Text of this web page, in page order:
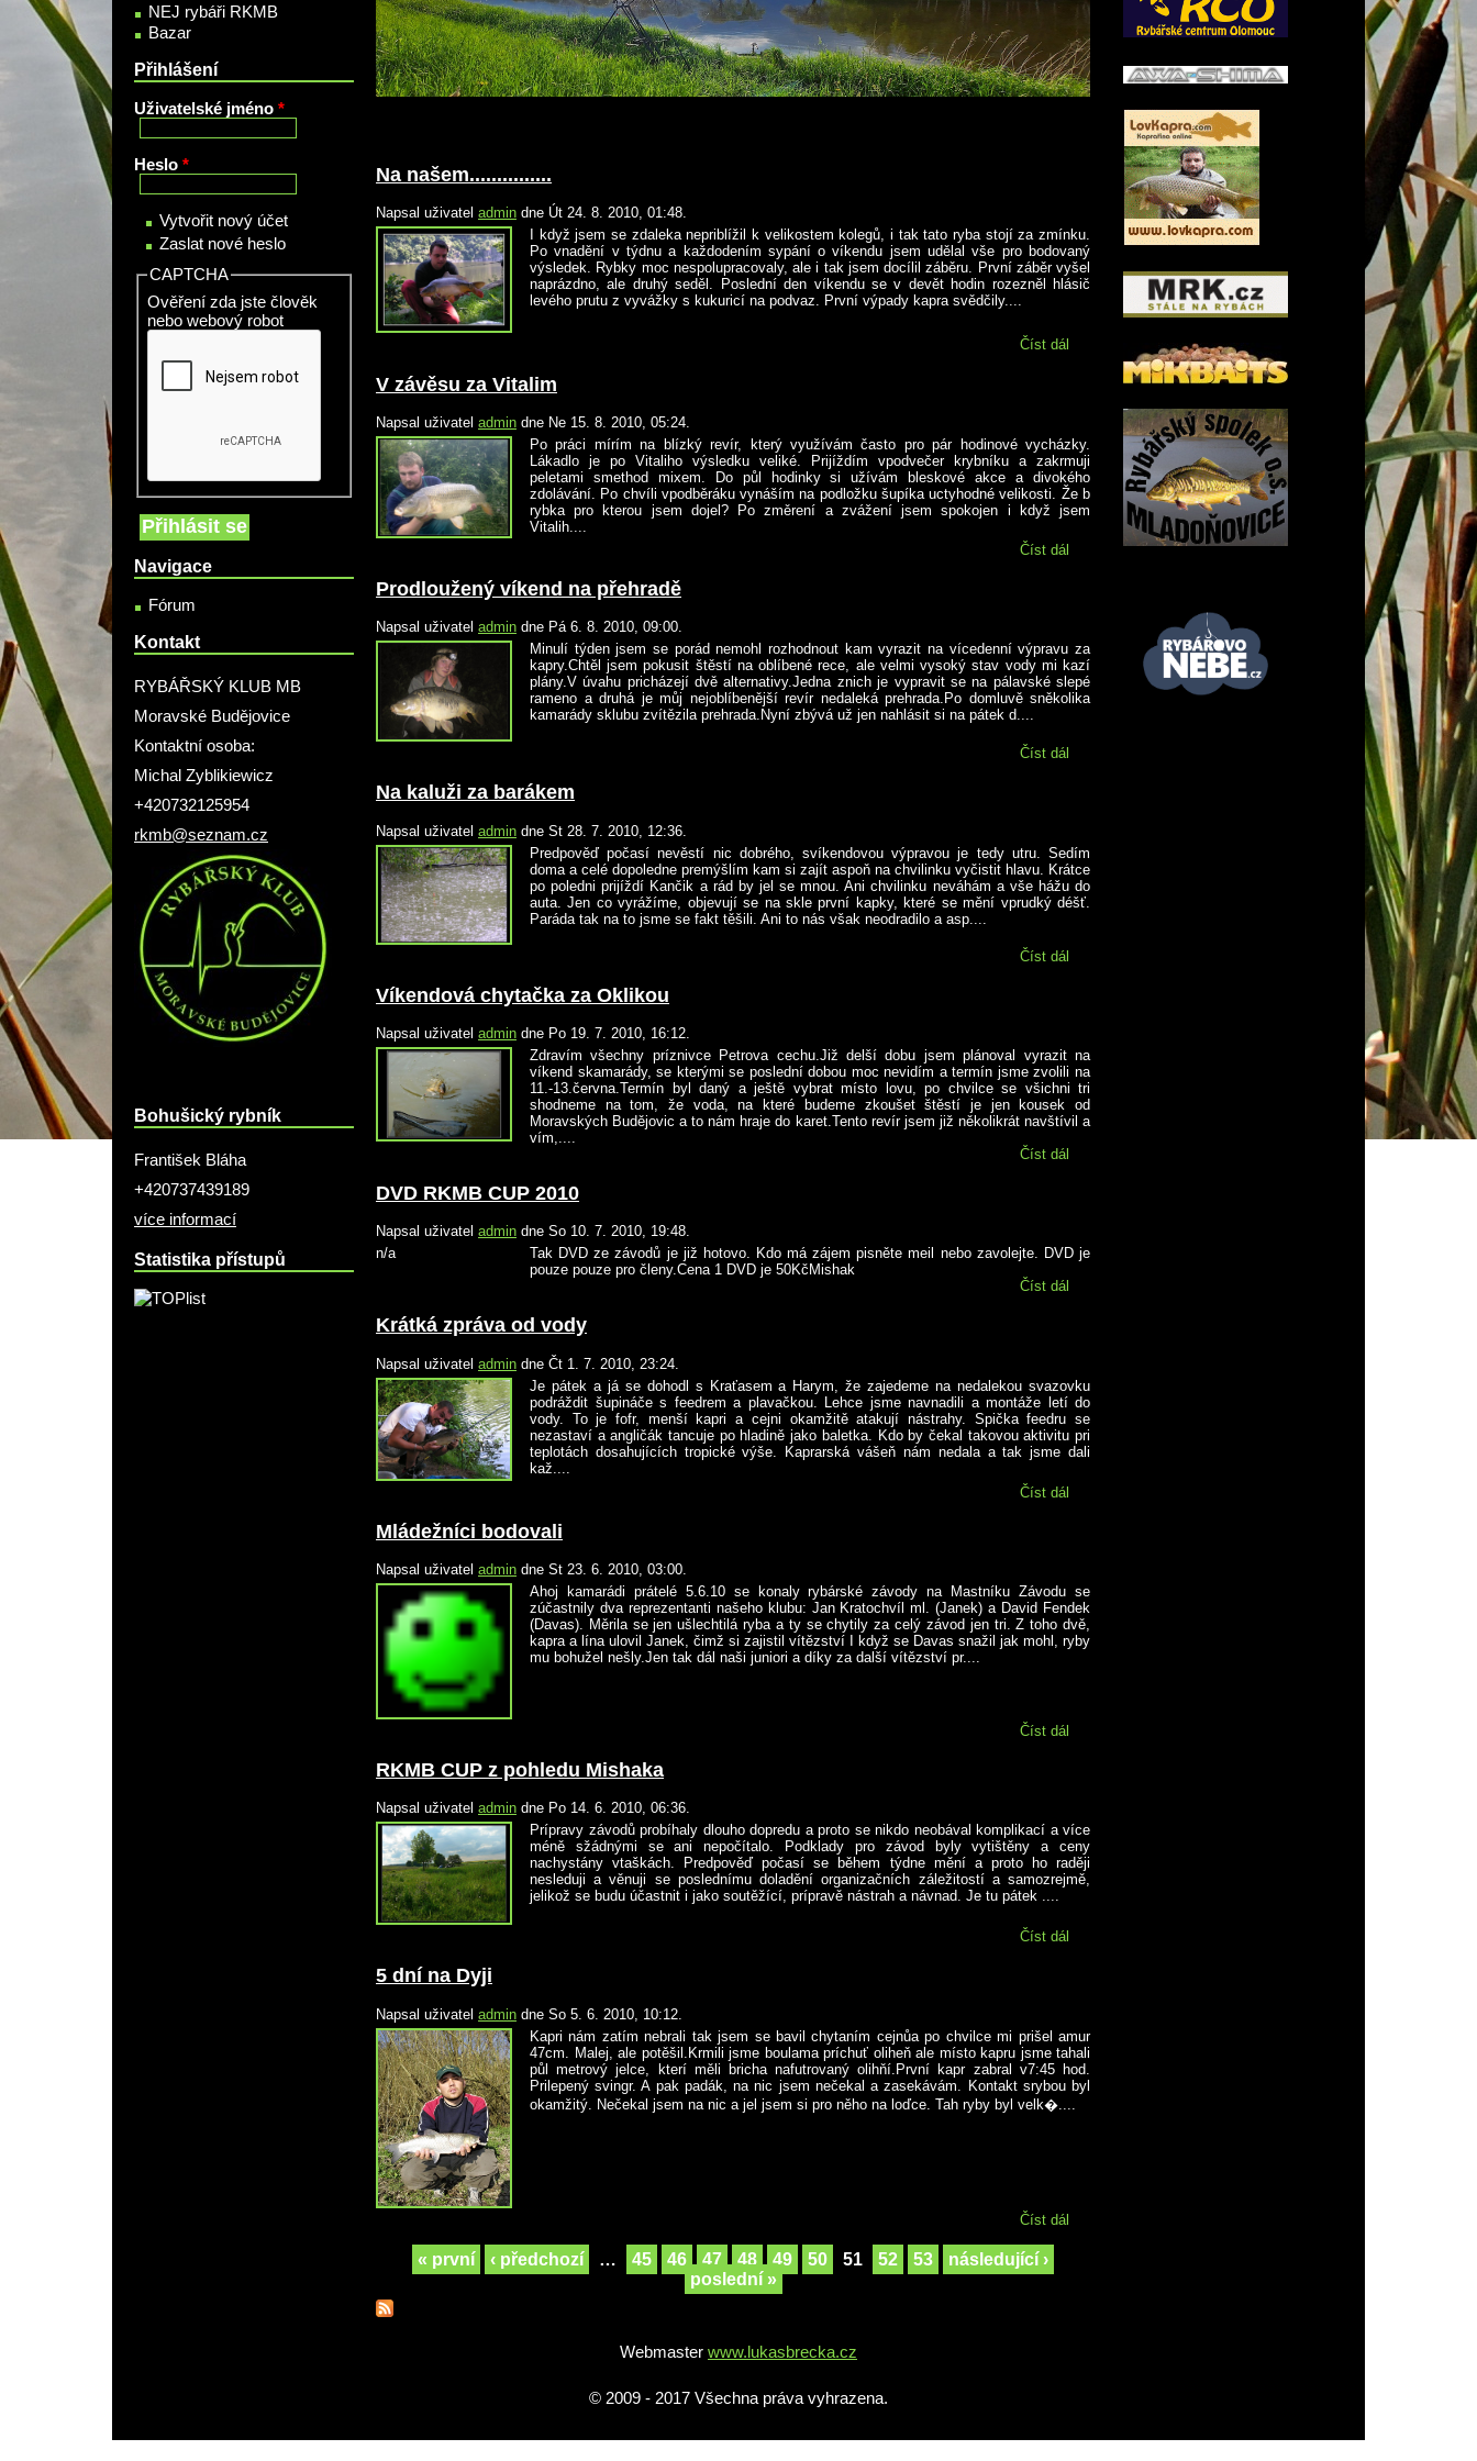
NEJ rybáři RKMB
Bazar
Přihlášení
Uživatelské jméno *
Heslo *
Vytvořit nový účet
Zaslat nové heslo
CAPTCHA
Ověření zda jste člověk
nebo webový robot
Navigace
Fórum
Kontakt
RYBÁŘSKÝ KLUB MB
Moravské Budějovice
Kontaktní osoba:
Michal Zyblikiewicz
+420732125954
rkmb@seznam.cz
Bohušický rybník
František Bláha
+420737439189
více informací
Statistika přístupů
Na našem...............
Napsal uživatel admin dne Út 24. 8. 2010, 01:48.
I když jsem se zdaleka nepriblížil k velikostem kolegů, i tak tato ryba stojí za zmínku.
Po vnadění v týdnu a každodením sypání o víkendu jsem udělal vše pro bodovaný
výsledek. Rybky moc nespolupracovaly, ale i tak jsem docílil záběru. První záběr vyšel
naprázdno, ale druhý seděl. Poslední den víkendu se v devět hodin rozezněl hlásič
levého prutu z vyvážky s kukuricí na podvaz. První výpady kapra svědčily....
Číst dál Na našem...............
V závěsu za Vitalim
Napsal uživatel admin dne Ne 15. 8. 2010, 05:24.
Po práci mírím na blízký revír, který využívám často pro pár hodinové vycházky.
Lákadlo je po Vitaliho výsledku veliké. Prijíždím vpodvečer krybníku a zakrmuji
peletami smethod mixem. Do půl hodinky si užívám bleskové akce a divokého
zdolávání. Po chvíli vpodběráku vynáším na podložku šupíka uctyhodné velikosti. Že b
rybka pro kterou jsem dojel? Po změrení a zvážení jsem spokojen i když jsem
Vitalih....
Číst dál
V závěsu za Vitalim
Prodloužený víkend na přehradě
Napsal uživatel admin dne Pá 6. 8. 2010, 09:00.
Minulí týden jsem se porád nemohl rozhodnout kam vyrazit na vícedenní výpravu za
kapry.Chtěl jsem pokusit štěstí na oblíbené rece, ale velmi vysoký stav vody mi kazí
plány.V úvahu pricházejí dvě alternativy.Jedna znich je vypravit se na pálavské slepé
rameno a druhá je můj nejoblíbenější revír nedaleká prehrada.Po domluvě sněkolika
kamarády sklubu zvítězila prehrada.Nyní zbývá už jen nahlásit si na pátek d....
Číst dál
Na kaluži za barákem
Napsal uživatel admin dne St 28. 7. 2010, 12:36.
Predpověď počasí nevěstí nic dobrého, svíkendovou výpravou je tedy utru. Sedím
doma a celé dopoledne premýšlím kam si zajít aspoň na chvilinku vyčistit hlavu. Krátce
po poledni prijíždí Kančik a rád by jel se mnou. Ani chvilinku neváhám a vše hážu do
auta. Jen co vyrážíme, objevují se na skle první kapky, které se mění vprudký déšť.
Paráda tak na to jsme se fakt těšili. Ani to nás však neodradilo a asp....
Číst dál
Víkendová chytačka za Oklikou
Napsal uživatel admin dne Po 19. 7. 2010, 16:12.
Zdravím všechny príznivce Petrova cechu.Již delší dobu jsem plánoval vyrazit na
víkend skamarády, se kterými se poslední dobou moc nevidím a termín jsme zvolili na
11.-13.června.Termín byl daný a ještě vybrat místo lovu, po chvilce se všichni tri
shodneme na tom, že voda, na které budeme zkoušet štěstí je jen kousek od
Moravských Budějovic a to nám hraje do karet.Tento revír jsem již několikrát navštívil a
vím,....
Číst dál
DVD RKMB CUP 2010
Napsal uživatel admin dne So 10. 7. 2010, 19:48.
n/a
Tak DVD ze závodů je již hotovo. Kdo má zájem pisněte meil nebo zavolejte. DVD je
pouze pouze pro členy.Cena 1 DVD je 50KčMishak
Číst dál
Krátká zpráva od vody
Napsal uživatel admin dne Čt 1. 7. 2010, 23:24.
Je pátek a já se dohodl s Kraťasem a Harym, že zajedeme na nedalekou svazovku
podráždit šupináče s feedrem a plavačkou. Lehce jsme navnadili a montáže letí do
vody. To je fofr, menší kapri a cejni okamžitě atakují nástrahy. Spička feedru se
nezastaví a angličák tancuje po hladině jako baletka. Kdo by čekal takovou aktivitu pri
teplotách dosahujících tropické výše. Kaprarská vášeň nám nedala a tak jsme dali
kaž....
Číst dál
Mládežníci bodovali
Napsal uživatel admin dne St 23. 6. 2010, 03:00.
Ahoj kamarádi prátelé 5.6.10 se konaly rybárské závody na Mastníku Závodu se
zúčastnily dva reprezentanti našeho klubu: Jan Kratochvíl ml. (Janek) a David Fendek
(Davas). Měrila se jen ušlechtilá ryba a ty se chytily za celý závod jen tri. Z toho dvě,
kapra a lína ulovil Janek, čimž si zajistil vítězství I když se Davas snažil jak mohl, ryby
mu bohužel nešly.Jen tak dál naši juniori a díky za další vítězství pr....
Číst dál
RKMB CUP z pohledu Mishaka
Napsal uživatel admin dne Po 14. 6. 2010, 06:36.
Prípravy závodů probíhaly dlouho dopredu a proto se nikdo neobával komplikací a více
méně sžádnými se ani nepočítalo. Podklady pro závod byly vytištěny a ceny
nachystány vtaškách. Predpověď počasí se během týdne mění a proto ho raději
nesleduji a věnuji se poslednímu doladění organizačních záležitostí a samozrejmě,
jelikož se budu účastnit i jako soutěžící, prípravě nástrah a návnad. Je tu pátek ....
Číst dál
5 dní na Dyji
Napsal uživatel admin dne So 5. 6. 2010, 10:12.
Kapri nám zatím nebrali tak jsem se bavil chytaním cejnůa po chvilce mi prišel amur
47cm. Malej, ale potěšil.Krmili jsme boulama príchuť oliheň ale místo kapru jsme tahali
půl metrový jelce, kterí měli bricha nafutrovaný olihňí.První kapr zabral v7:45 hod.
Prilepený svingr. A pak padák, na nic jsem nečekal a zasekávám. Kontakt srybou byl
okamžitý. Nečekal jsem na nic a jel jsem si pro něho na loďce. Tah ryby byl velk�....
Číst dál
Stránky
« první ‹ předchozí … 45 46 47 48 49 50 51 52 53
následující ›
poslední »
Webmaster www.lukasbrecka.cz
© 2009 - 2017 Všechna práva vyhrazena.